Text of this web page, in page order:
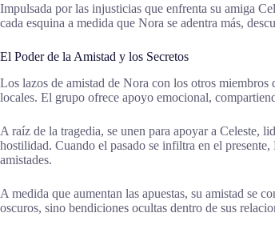
Impulsada por las injusticias que enfrenta su amiga
cada esquina a medida que Nora se adentra más,
El Poder de la Amistad y los Secretos
Los lazos de amistad de Nora con los otros
locales. El grupo ofrece apoyo emocional,
A raíz de la tragedia, se unen para apoyar a Celeste,
hostilidad. Cuando el pasado se infiltra en el
amistades.
A medida que aumentan las apuestas, su amistad se
oscuros, sino bendiciones ocultas dentro de sus